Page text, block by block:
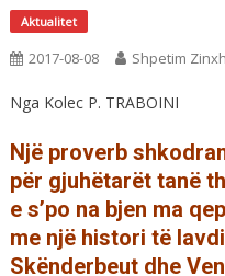
Aktualitet
2017-08-08 Shpetim
Nga Kolec P. TRABOINI
Një proverb
për gjuhëtarët tanë
e s’po na bjen ma
me një histori të
Skënderbeut dhe